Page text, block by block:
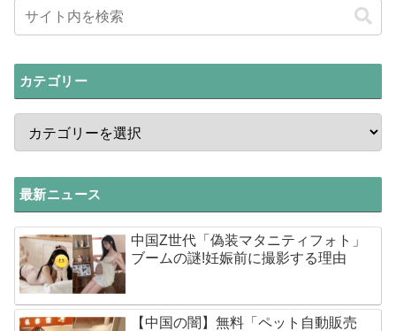
カテゴリー
最新ニュース
中国Z世代「偽装マタニティフォト」
ブームの謎!妊娠前に撮影する理由
【中国の闇】無料「ペット自動販売